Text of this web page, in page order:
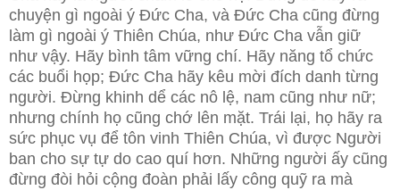
chuyện gì ngoài ý Đức Cha, và Đức Cha cũng đừng
làm gì ngoài ý Thiên Chúa, như Đức Cha vẫn giữ
như vậy. Hãy bình tâm vững chí. Hãy năng tổ chức
các buổi họp; Đức Cha hãy kêu mời đích danh từng
người. Đừng khinh dể các nô lệ, nam cũng như nữ;
nhưng chính họ cũng chớ lên mặt. Trái lại, họ hãy ra
sức phục vụ để tôn vinh Thiên Chúa, vì được Người
ban cho sự tự do cao quí hơn. Những người ấy cũng
đừng đòi hỏi cộng đoàn phải lấy công quỹ ra mà